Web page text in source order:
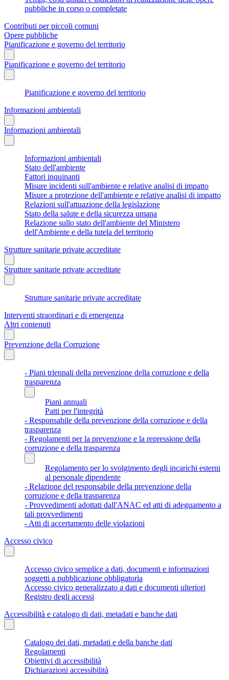
pubbliche in corso o completate
Contributi per piccoli comuni
Opere pubbliche
Pianificazione e governo del territorio
Pianificazione e governo del territorio
Pianificazione e governo del territorio
Informazioni ambientali
Informazioni ambientali
Informazioni ambientali
Stato dell'ambiente
Fattori inquinanti
Misure incidenti sull'ambiente e relative analisi di impatto
Misure a protezione dell'ambiente e relative analisi di impatto
Relazioni sull'attuazione della legislazione
Stato della salute e della sicurezza umana
Relazione sullo stato dell'ambiente del Ministero
dell'Ambiente e della tutela del territorio
Strutture sanitarie private accreditate
Strutture sanitarie private accreditate
Strutture sanitarie private accreditate
Interventi straordinari e di emergenza
Altri contenuti
Prevenzione della Corruzione
- Piani triennali della prevenzione della corruzione e della
trasparenza
Piani annuali
Patti per l'integrità
- Responsabile della prevenzione della corruzione e della
trasparenza
- Regolamenti per la prevenzione e la repressione della
corruzione e della trasparenza
Regolamento per lo svolgimento degli incarichi esterni
al personale dipendente
- Relazione del responsabile della prevenzione della
corruzione e della trasparenza
- Provvedimenti adottati dall'ANAC ed atti di adeguamento a
tali provvedimenti
- Atti di accertamento delle violazioni
Accesso civico
Accesso civico semplice a dati, documenti e informazioni
soggetti a pubblicazione obbligatoria
Accesso civico generalizzato a dati e documenti ulteriori
Registro degli accessi
Accessibilità e catalogo di dati, metadati e banche dati
Catalogo dei dati, metadati e della banche dati
Regolamenti
Obiettivi di accessibilità
Dichiarazioni accessibilità